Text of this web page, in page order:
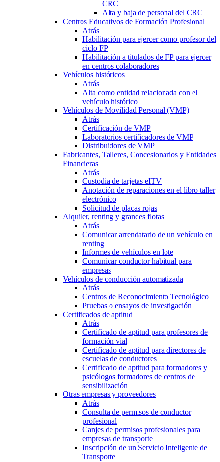
CRC
Alta y baja de personal del CRC
Centros Educativos de Formación Profesional
Atrás
Habilitación para ejercer como profesor del
ciclo FP
Habilitación a titulados de FP para ejercer
en centros colaboradores
Vehículos históricos
Atrás
Alta como entidad relacionada con el
vehículo histórico
Vehículos de Movilidad Personal (VMP)
Atrás
Certificación de VMP
Laboratorios certificadores de VMP
Distribuidores de VMP
Fabricantes, Talleres, Concesionarios y Entidades
Financieras
Atrás
Custodia de tarjetas eITV
Anotación de reparaciones en el libro taller
electrónico
Solicitud de placas rojas
Alquiler, renting y grandes flotas
Atrás
Comunicar arrendatario de un vehículo en
renting
Informes de vehículos en lote
Comunicar conductor habitual para
empresas
Vehículos de conducción automatizada
Atrás
Centros de Reconocimiento Tecnológico
Pruebas o ensayos de investigación
Certificados de aptitud
Atrás
Certificado de aptitud para profesores de
formación vial
Certificado de aptitud para directores de
escuelas de conductores
Certificado de aptitud para formadores y
psicólogos formadores de centros de
sensibilización
Otras empresas y proveedores
Atrás
Consulta de permisos de conductor
profesional
Canjes de permisos profesionales para
empresas de transporte
Inscripción de un Servicio Inteligente de
Transporte